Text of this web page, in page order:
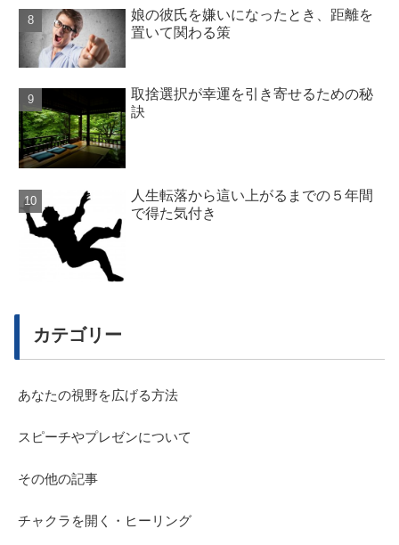
娘の彼氏を嫌いになったとき、距離を
置いて関わる策
取捨選択が幸運を引き寄せるための秘
訣
人生転落から這い上がるまでの５年間
で得た気付き
カテゴリー
あなたの視野を広げる方法
スピーチやプレゼンについて
その他の記事
チャクラを開く・ヒーリング